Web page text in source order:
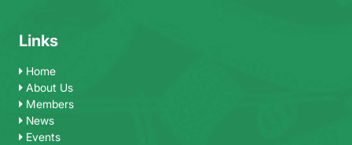
Links
Home
About Us
Members
News
Events